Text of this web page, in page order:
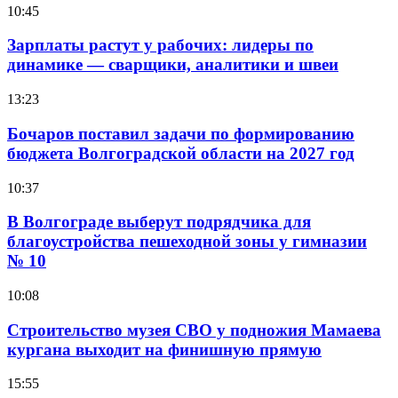
10:45
Зарплаты растут у рабочих: лидеры по
динамике — сварщики, аналитики и швеи
13:23
Бочаров поставил задачи по формированию
бюджета Волгоградской области на 2027 год
10:37
В Волгограде выберут подрядчика для
благоустройства пешеходной зоны у гимназии
№ 10
10:08
Строительство музея СВО у подножия Мамаева
кургана выходит на финишную прямую
15:55